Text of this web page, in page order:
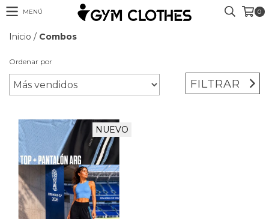
MENÚ 0
Inicio / Combos
Ordenar por
FILTRAR
NUEVO